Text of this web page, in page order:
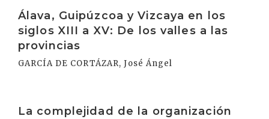
Álava, Guipúzcoa y Vizcaya en los
siglos XIII a XV: De los valles a las
provincias
GARCÍA DE CORTÁZAR, José Ángel
La complejidad de la organización